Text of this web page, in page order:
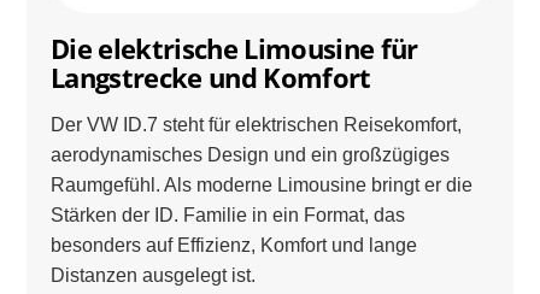
Die elektrische Limousine für
Langstrecke und Komfort
Der VW ID.7 steht für elektrischen Reisekomfort,
aerodynamisches Design und ein großzügiges
Raumgefühl. Als moderne Limousine bringt er die
Stärken der ID. Familie in ein Format, das
besonders auf Effizienz, Komfort und lange
Distanzen ausgelegt ist.